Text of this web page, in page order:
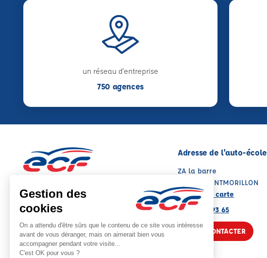
un réseau d'entreprise
750 agences
Adresse de l'auto-école
ZA la barre
86500 MONTMORILLON
Voir sur la carte
05 49 08 93 65
NOUS CONTACTER